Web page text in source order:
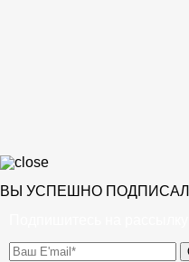
ВЫ УСПЕШНО